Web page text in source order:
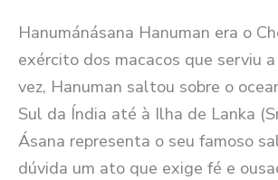
Hanumánásana Hanuman era o
exército dos macacos que serviu
vez, Hanuman saltou sobre o
Sul da Índia até à Ilha de Lanka
Ásana representa o seu famoso
dúvida um ato que exige fé e